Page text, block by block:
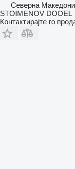
Северна
STOIMENOV DOOEL
Контактирајте го